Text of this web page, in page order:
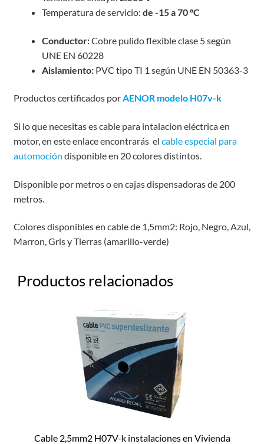
Temperatura de servicio: de -15 a 70 ºC
Conductor:Cobre pulido flexible clase 5 según
UNE EN 60228
Aislamiento:PVC tipo TI 1 según UNE EN 50363-3
Productos certificados porAENOR modelo H07v-k
Si lo que necesitas es cable para intalacion eléctrica en
motor, en este enlace encontrarás el cable especial para
automoción disponible en 20 colores distintos.
Disponible por metros o en cajas dispensadoras de 200
metros.
Colores disponibles en cable de 1,5mm2: Rojo, Negro, Azul,
Marron, Gris y Tierras (amarillo-verde)
Productos relacionados
Cable 2,5mm2 H07V-k instalaciones en Vivienda